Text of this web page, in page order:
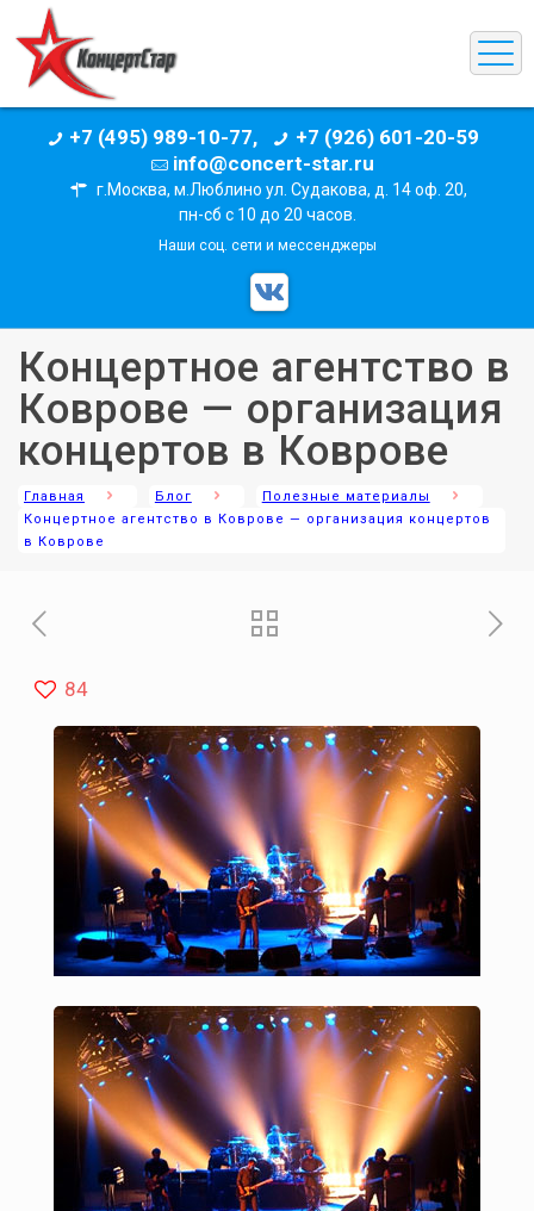
+7 (495) 989-10-77,
+7 (926) 601-20-59
info@concert-star.ru
г.Москва, м.Люблино ул. Судакова, д. 14 оф. 20,
пн-сб с 10 до 20 часов.
Наши соц. сети и мессенджеры
Концертное агентство в
Коврове — организация
концертов в Коврове
Главная Блог
Полезные материалы
Концертное агентство в Коврове — организация концертов
в Коврове
84